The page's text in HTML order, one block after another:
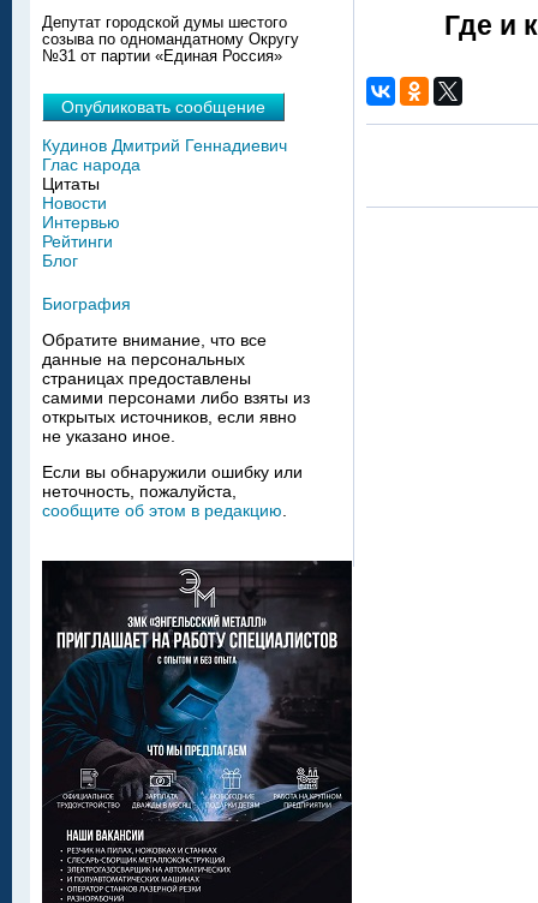
Где и
Депутат городской думы шестого
созыва по одномандатному Округу
№31 от партии «Единая Россия»
Опубликовать сообщение
Кудинов Дмитрий Геннадиевич
Глас народа
Цитаты
Новости
Интервью
Рейтинги
Блог
Биография
Обратите внимание, что все
данные на персональных
страницах предоставлены
самими персонами либо взяты из
открытых источников, если явно
не указано иное.
Если вы обнаружили ошибку или
неточность, пожалуйста,
сообщите об этом в редакцию